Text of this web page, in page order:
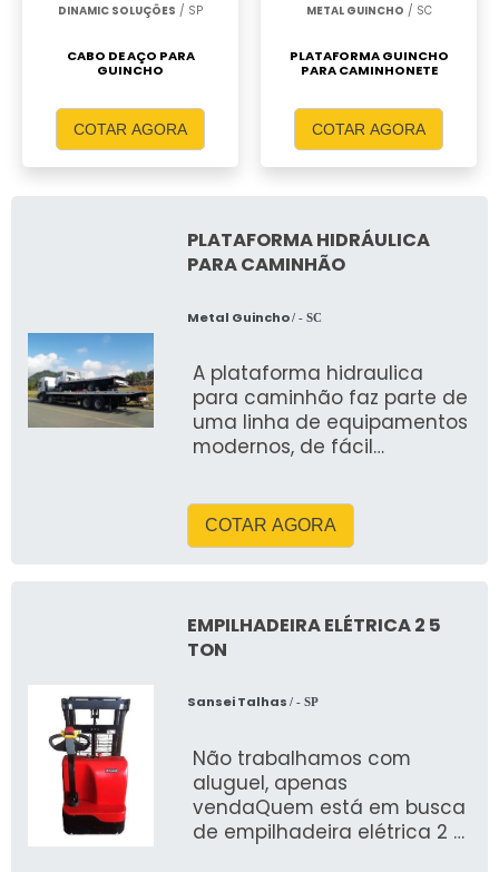
DINAMIC SOLUÇÕES / SP
CABO DE AÇO PARA
GUINCHO
COTAR AGORA
METAL GUINCHO / SC
PLATAFORMA GUINCHO
PARA CAMINHONETE
COTAR AGORA
PLATAFORMA HIDRÁULICA
PARA CAMINHÃO
Metal Guincho/ - SC
A plataforma hidraulica
para caminhão faz parte de
uma linha de equipamentos
modernos, de fácil
s&atild
COTAR AGORA
EMPILHADEIRA ELÉTRICA 2 5
TON
Sansei Talhas / - SP
Não trabalhamos com
aluguel, apenas
vendaQuem está em busca
de empilhadeira elétrica 2 5